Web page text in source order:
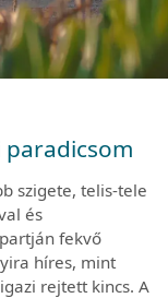
szigete, telis-tele
és
fekvő
híres, mint
rejtett kincs. A